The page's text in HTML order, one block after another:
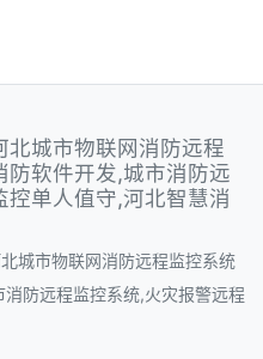
北城市物联网消防远程
防软件开发,城市消防远
单人值守,河北智慧消
城市物联网消防远程监控系统
防远程监控系统,火灾报警远程